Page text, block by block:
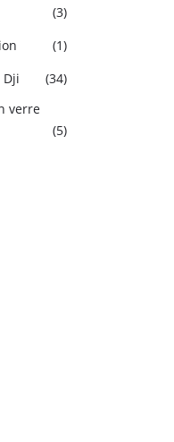
(3)
(1)
Dji
(34)
verre
(5)